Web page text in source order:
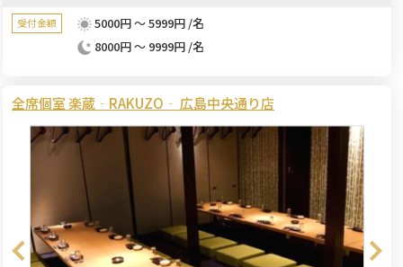
受付金額
5000円 ～ 5999円 /名
8000円 ～ 9999円 /名
全席個室 楽蔵‐RAKUZO‐ 広島中央通り店